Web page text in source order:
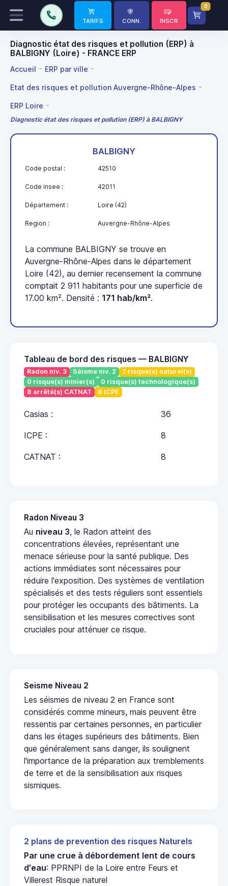
TARIFS CONN. INSCR
0
Diagnostic état des risques et pollution (ERP) à
BALBIGNY (Loire) - FRANCE ERP
Accueil ERP par ville
Etat des risques et pollution Auvergne-Rhône-Alpes
ERP Loire
Diagnostic état des risques et pollution (ERP) à BALBIGNY
BALBIGNY
Code postal : 42510
Code insee : 42011
Département : Loire (42)
Region : Auvergne-Rhône-Alpes
La commune BALBIGNY se trouve en
Auvergne-Rhône-Alpes dans le département
Loire (42), au dernier recensement la commune
comptait 2 911 habitants pour une superficie de
17.00 km². Densité : 171 hab/km².
Tableau de bord des risques — BALBIGNY
Radon niv. 3 Séisme niv. 2
2 risque(s) naturel(s)
0 risque(s) minier(s)
0 risque(s) technologique(s)
8 arrêté(s) CATNAT
8 ICPE
Casias : 36
ICPE : 8
CATNAT : 8
Radon Niveau 3
Au niveau 3, le Radon atteint des
concentrations élevées, représentant une
menace sérieuse pour la santé publique. Des
actions immédiates sont nécessaires pour
réduire l'exposition. Des systèmes de ventilation
spécialisés et des tests réguliers sont essentiels
pour protéger les occupants des bâtiments. La
sensibilisation et les mesures correctives sont
cruciales pour atténuer ce risque.
Seisme Niveau 2
Les séismes de niveau 2 en France sont
considérés comme mineurs, mais peuvent être
ressentis par certaines personnes, en particulier
dans les étages supérieurs des bâtiments. Bien
que généralement sans danger, ils soulignent
l'importance de la préparation aux tremblements
de terre et de la sensibilisation aux risques
sismiques.
2 plans de prevention des risques Naturels
Par une crue à débordement lent de cours
d'eau: PPRNPI de la Loire entre Feurs et
Villerest Risque naturel